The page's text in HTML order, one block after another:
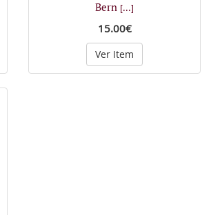
Bern [...]
15.00€
Ver Item